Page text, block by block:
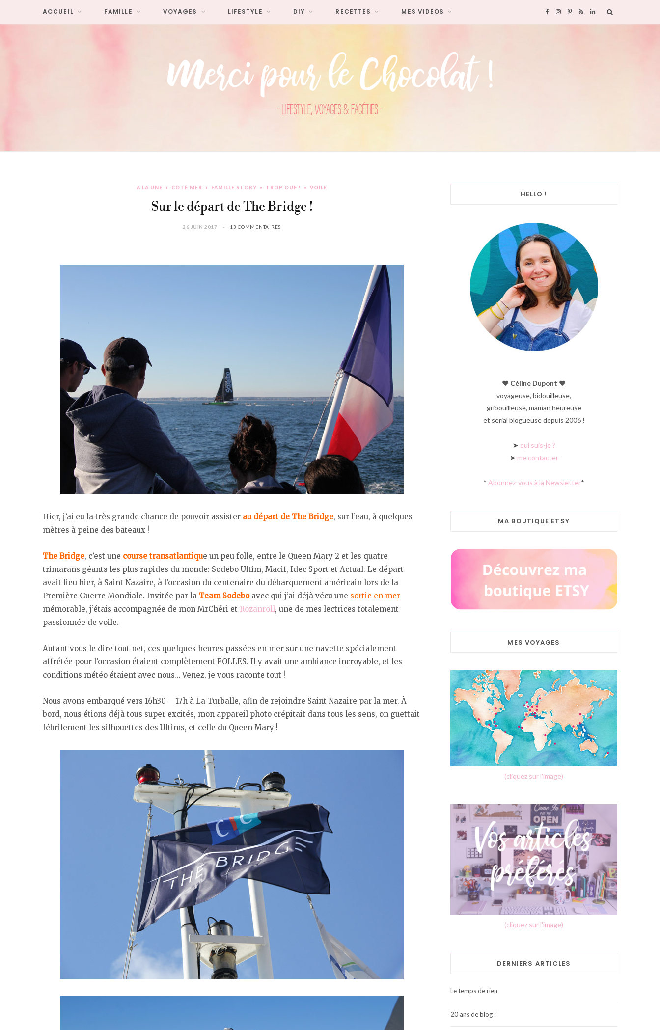
F
o
I
r
P
e
R L
I
ACCUEIL FAMILLE VOYAGES LIFESTYLE DIY RECETTES MES VIDEOS
À LA UNE CÔTÉ MER FAMILLE STORY TROP OUF ! VOILE
Sur le départ de The Bridge !
26 JUIN 2017 13 COMMENTAIRES
Hier, j’ai eu la très grande chance de pouvoir assister au départ de The Bridge, sur l’eau, à quelques
mètres à peine des bateaux !
The Bridge, c’est une course transatlantique un peu folle, entre le Queen Mary 2 et les quatre
trimarans géants les plus rapides du monde: Sodebo Ultim, Macif, Idec Sport et Actual. Le départ
avait lieu hier, à Saint Nazaire, à l’occasion du centenaire du débarquement américain lors de la
Première Guerre Mondiale. Invitée par la Team Sodeboavec qui j’ai déjà vécu une sortie en mer
mémorable, j’étais accompagnée de mon MrChéri et Rozanroll, une de mes lectrices totalement
passionnée de voile.
Autant vous le dire tout net, ces quelques heures passées en mer sur une navette spécialement
affrétée pour l’occasion étaient complètement FOLLES. Il y avait une ambiance incroyable, et les
conditions météo étaient avec nous… Venez, je vous raconte tout !
Nous avons embarqué vers 16h30 – 17h à La Turballe, afin de rejoindre Saint Nazaire par la mer. À
bord, nous étions déjà tous super excités, mon appareil photo crépitait dans tous les sens, on guettait
fébrilement les silhouettes des Ultims, et celle du Queen Mary !
HELLO !
♥︎ Céline Dupont ♥︎
voyageuse, bidouilleuse,
gribouilleuse, maman heureuse
et serial blogueuse depuis 2006 !
➤ qui suis-je ?
➤ me contacter
* Abonnez-vous à la Newsletter*
MA BOUTIQUE ETSY
MES VOYAGES
(cliquez sur l'image)
(cliquez sur l'image)
DERNIERS ARTICLES
Le temps de rien
20 ans de blog !